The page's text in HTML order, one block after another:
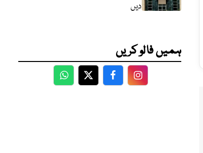
دیں
ہمیں فالو کریں
WhatsApp
TwitterFacebookFacebook